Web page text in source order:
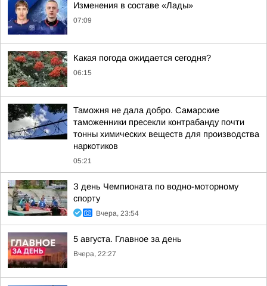
Изменения в составе «Лады»
07:09
Какая погода ожидается сегодня?
06:15
Таможня не дала добро. Самарские
таможенники пресекли контрабанду почти
тонны химических веществ для производства
наркотиков
05:21
З день Чемпионата по водно-моторному
спорту
Вчера, 23:54
5 августа. Главное за день
Вчера, 22:27